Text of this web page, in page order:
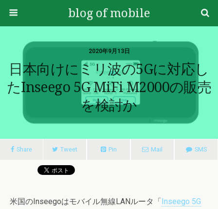
blog of mobile
2020年9月13日
日本向けにミリ波の5Gに対応し
たInseego 5G MiFi M2000の販売
を検討か
Share Tweet Pin Mail SMS
米国のInseegoはモバイル無線LANルータ「Inseego 5G